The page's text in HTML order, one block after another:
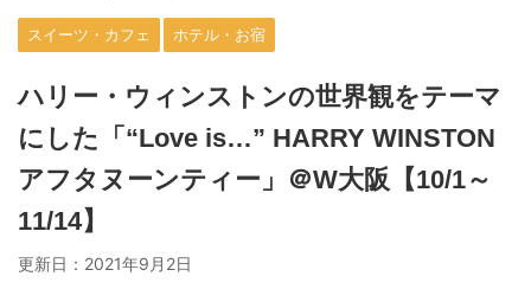
スイーツ・カフェ ホテル・お宿
ハリー・ウィンストンの世界観をテーマ
にした「“Love is…” HARRY WINSTON
アフタヌーンティー」＠W大阪【10/1～
11/14】
更新日： 2021年9月2日